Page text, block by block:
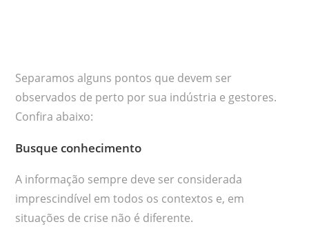
Separamos alguns pontos que devem ser
observados de perto por sua indústria e gestores.
Confira abaixo:
Busque conhecimento
A informação sempre deve ser considerada
imprescindível em todos os contextos e, em
situações de crise não é diferente.